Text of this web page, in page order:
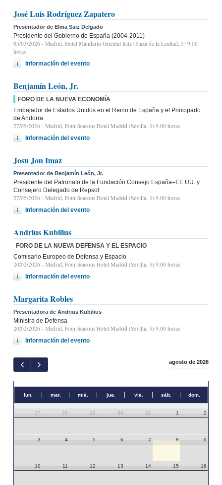
José Luis Rodríguez Zapatero
Presentador de Elma Saiz Delgado
Presidente del Gobierno de España (2004-2011)
05/03/2026 - Madrid, Hotel Mandarin Oriental Ritz (Plaza de la Lealtad, 5) 9:00
horas
Información del evento
Benjamín León, Jr.
FORO DE LA NUEVA ECONOMÍA
Embajador de Estados Unidos en el Reino de España y el Principado
de Andorra
27/05/2026 - Madrid, Four Seasons Hotel Madrid (Sevilla, 3) 9.00 horas
Información del evento
Josu Jon Imaz
Presentador de Benjamín León, Jr.
Presidente del Patronato de la Fundación Consejo España–EE.UU. y
Consejero Delegado de Repsol
27/05/2026 - Madrid, Four Seasons Hotel Madrid (Sevilla, 3) 9.00 horas
Información del evento
Andrius Kubilius
FORO DE LA NUEVA DEFENSA Y EL ESPACIO
Comisario Europeo de Defensa y Espacio
20/02/2026 - Madrid, Four Seasons Hotel Madrid (Sevilla, 3) 9:00 horas
Información del evento
Margarita Robles
Presentadora de Andrius Kubilius
Ministra de Defensa
20/02/2026 - Madrid, Four Seasons Hotel Madrid (Sevilla, 3) 9:00 horas
Información del evento
agosto de 2026
lun. mar. mié. jue. vie. sáb. dom.
27 28 29 30 31 1 2
3 4 5 6 7 8 9
10 11 12 13 14 15 16